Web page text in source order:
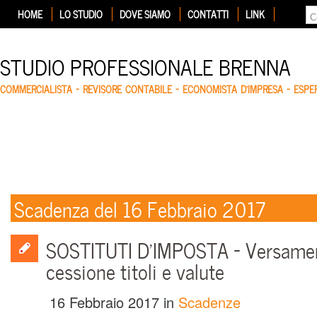
HOME LO STUDIO DOVE SIAMO CONTATTI LINK
STUDIO PROFESSIONALE BRENNA
COMMERCIALISTA – REVISORE CONTABILE – ECONOMISTA D'IMPRESA –
Scadenza del 16 Febbraio 2017
SOSTITUTI D’IMPOSTA –
cessione titoli e valute
16 Febbraio 2017 in Scadenze